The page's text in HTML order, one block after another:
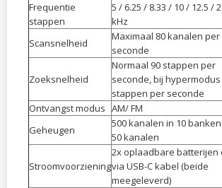
Frequentie
stappen
5 / 6.25 / 8.33 / 10 / 12.5 /
kHz
Scansnelheid
Maximaal 80 kanalen per
seconde
Zoeksnelheid
Normaal 90 stappen per
seconde, bij hypermodus
stappen per seconde
Ontvangst modus AM/ FM
Geheugen
500 kanalen in 10
50 kanalen
Stroomvoorziening
2x oplaadbare batterijen
via USB-C kabel (beide
meegeleverd)